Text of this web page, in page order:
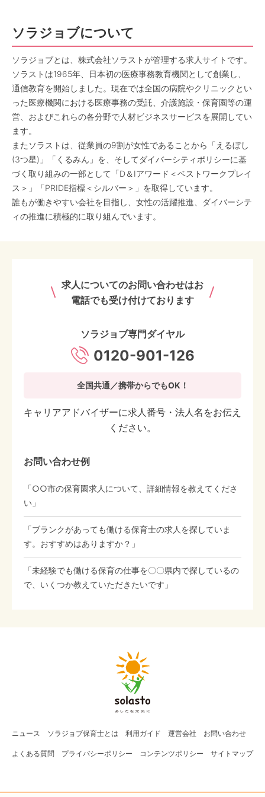
ソラジョブについて
ソラジョブとは、株式会社ソラストが管理する求人サイトです。
ソラストは1965年、日本初の医療事務教育機関として創業し、
通信教育を開始しました。現在では全国の病院やクリニックとい
った医療機関における医療事務の受託、介護施設・保育園等の運
営、およびこれらの各分野で人材ビジネスサービスを展開してい
ます。
またソラストは、従業員の9割が女性であることから「えるぼし
(3つ星)」「くるみん」を、そしてダイバーシティポリシーに基
づく取り組みの一部として「D＆Iアワード＜ベストワークプレイ
ス＞」「PRIDE指標＜シルバー＞」を取得しています。
誰もが働きやすい会社を目指し、女性の活躍推進、ダイバーシテ
ィの推進に積極的に取り組んでいます。
求人についてのお問い合わせはお
電話でも受け付けております
ソラジョブ専門ダイヤル
0120-901-126
全国共通／携帯からでもOK！
キャリアアドバイザーに求人番号・法人名をお伝え
ください。
お問い合わせ例
「○○市の保育園求人について、詳細情報を教えてくださ
い」
「ブランクがあっても働ける保育士の求人を探していま
す。おすすめはありますか？」
「未経験でも働ける保育の仕事を〇〇県内で探しているの
で、いくつか教えていただきたいです」
ニュース ソラジョブ保育士とは 利用ガイド 運営会社 お問い合わせ
よくある質問 プライバシーポリシー コンテンツポリシー サイトマップ